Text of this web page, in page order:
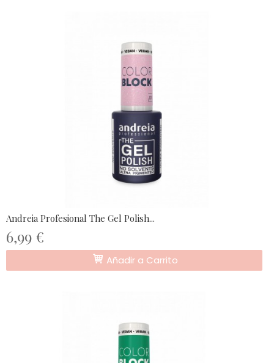
Andreia Profesional The Gel Polish...
6,99 €
Añadir a Carrito